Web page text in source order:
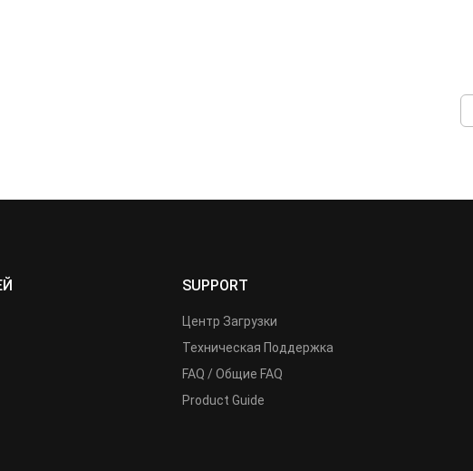
SUPPORT
Центр Загрузки
Техническая Поддержка
FAQ / Общие FAQ
Product Guide